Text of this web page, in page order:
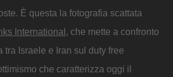
È questa la fotografia scattata
International , che mette a confronto
tra Israele e Iran sul duty free
che caratterizza oggi il